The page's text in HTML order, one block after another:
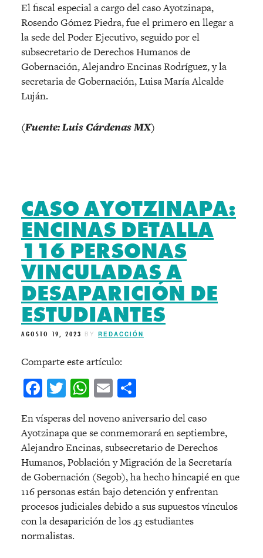
El fiscal especial a cargo del caso Ayotzinapa,
Rosendo Gómez Piedra, fue el primero en llegar a
la sede del Poder Ejecutivo, seguido por el
subsecretario de Derechos Humanos de
Gobernación, Alejandro Encinas Rodríguez, y la
secretaria de Gobernación, Luisa María Alcalde
Luján.
(Fuente: Luis Cárdenas MX)
CASO AYOTZINAPA:
ENCINAS DETALLA
116 PERSONAS
VINCULADAS A
DESAPARICIÓN DE
ESTUDIANTES
AGOSTO 19, 2023 BY REDACCIÓN
Comparte este artículo:
Facebook
Twitter
WhatsApp
Email
En vísperas del noveno aniversario del caso
Ayotzinapa que se conmemorará en septiembre,
Alejandro Encinas, subsecretario de Derechos
Humanos, Población y Migración de la Secretaría
de Gobernación (Segob), ha hecho hincapié en que
116 personas están bajo detención y enfrentan
procesos judiciales debido a sus supuestos vínculos
con la desaparición de los 43 estudiantes
normalistas.